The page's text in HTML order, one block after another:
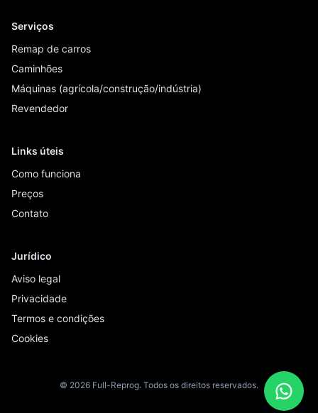
Serviços
Remap de carros
Caminhões
Máquinas (agrícola/construção/indústria)
Revendedor
Links úteis
Como funciona
Preços
Contato
Jurídico
Aviso legal
Privacidade
Termos e condições
Cookies
© 2026 Full-Reprog. Todos os direitos reservados.